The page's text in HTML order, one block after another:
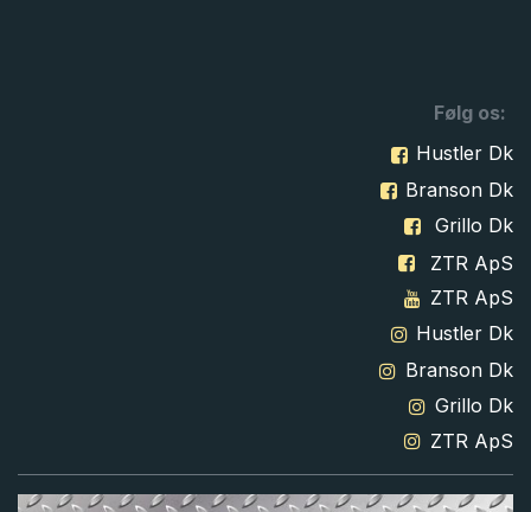
Følg os:
Hustler Dk
Branson Dk
Grillo Dk
ZTR ApS
ZTR ApS
Hustler Dk
Branson Dk
Grillo Dk
ZTR ApS